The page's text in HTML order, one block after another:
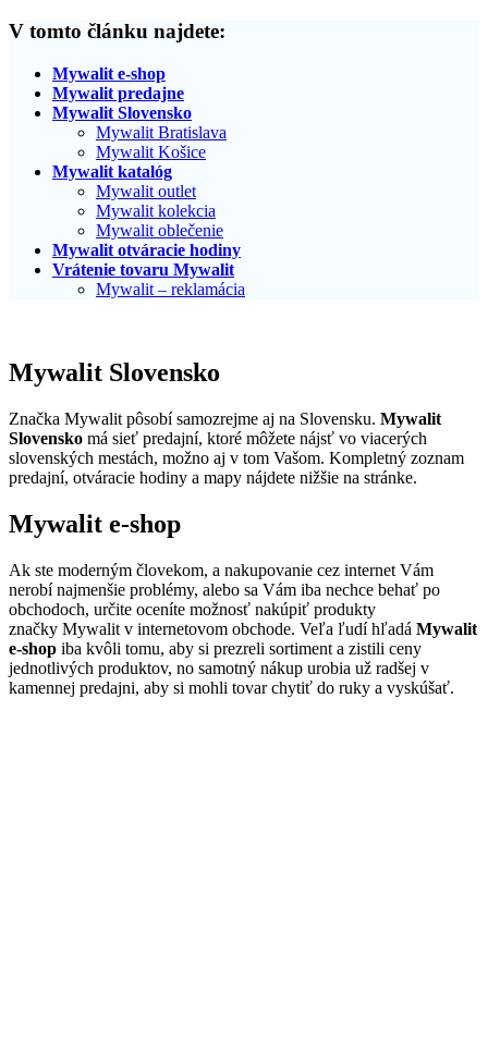
V tomto článku najdete:
Mywalit e-shop
Mywalit predajne
Mywalit Slovensko
Mywalit Bratislava
Mywalit Košice
Mywalit katalóg
Mywalit outlet
Mywalit kolekcia
Mywalit oblečenie
Mywalit otváracie hodiny
Vrátenie tovaru Mywalit
Mywalit – reklamácia
Mywalit Slovensko
Značka Mywalit pôsobí samozrejme aj na Slovensku. Mywalit
Slovensko má sieť predajní, ktoré môžete nájsť vo viacerých
slovenských mestách, možno aj v tom Vašom. Kompletný zoznam
predajní, otváracie hodiny a mapy nájdete nižšie na stránke.
Mywalit e-shop
Ak ste moderným človekom, a nakupovanie cez internet Vám
nerobí najmenšie problémy, alebo sa Vám iba nechce behať po
obchodoch, určite oceníte možnosť nakúpiť produkty
značky Mywalit v internetovom obchode. Veľa ľudí hľadá Mywalit
e-shop iba kvôli tomu, aby si prezreli sortiment a zistili ceny
jednotlivých produktov, no samotný nákup urobia už radšej v
kamennej predajni, aby si mohli tovar chytiť do ruky a vyskúšať.